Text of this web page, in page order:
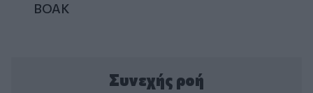
ΒΟΑΚ
Συνεχής ροή